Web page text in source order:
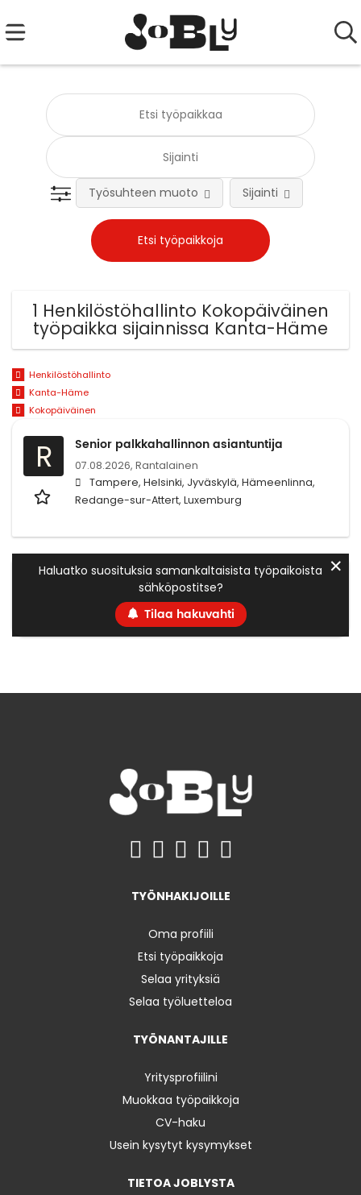
Työsuhteen muoto Sijainti
1 Henkilöstöhallinto Kokopäiväinen
työpaikka sijainnissa Kanta-Häme
Henkilöstöhallinto
Kanta-Häme
Kokopäiväinen
R Senior palkkahallinnon asiantuntija
07.08.2026, Rantalainen
Tampere, Helsinki, Jyväskylä, Hämeenlinna,
Redange-sur-Attert, Luxemburg
Haluatko suosituksia samankaltaisista työpaikoista
sähköpostitse?
Tilaa hakuvahti
✕
TYÖNHAKIJOILLE
Oma profiili
Etsi työpaikkoja
Selaa yrityksiä
Selaa työluetteloa
TYÖNANTAJILLE
Yritysprofiilini
Muokkaa työpaikkoja
CV-haku
Usein kysytyt kysymykset
TIETOA JOBLYSTA